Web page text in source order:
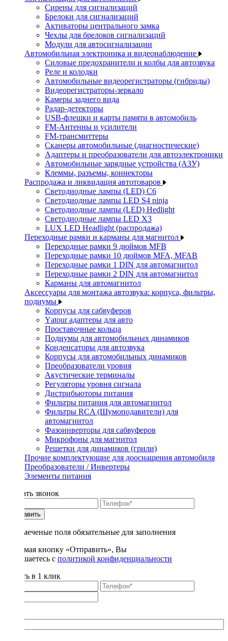
Сирены для сигнализаций
Брелоки для сигнализаций
Активаторы центрального замка
Чехлы для брелоков сигнализаций
Модули для автосигнализации
Автомобильная электроника и видеонаблюдение
Силовые предохранители и колбы для автозвука
Реле и колодки
Автомобильные видеорегистраторы (гибриды)
Видеорегистраторы-зеркало
Камеры заднего вида
Радар-детекторы
USB-флешки и карты памяти в автомобиль
FM-Антенны и усилители
FM-трансмиттеры
Сканеры автомобильные (диагностические)
Адаптеры и преобразователи для автоэлектроники
Автомобильные зарядные устройства (АЗУ)
Клеммы, разъемы, коннекторы
Распродажа и ликвидация автотоваров
Светодиодные лампы (LED) C6
Светодиодные лампы LED S4 ninja
Светодиодные лампы (LED) Hedlight
Светодиодные лампы LED X3
LUX LED Headlight (распродажа)
Переходные рамки и карманы для магнитол
Переходные рамки 9 дюймов MFB
Переходные рамки 10 дюймов MFA, MFAB
Переходные рамки 1 DIN для автомагнитол
Переходные рамки 2 DIN для автомагнитол
Карманы для автомагнитол
Аксессуары для монтажа автозвука: корпуса, фильтры,
подиумы
Корпусы для сабвуферов
Yаtour адаптеры для авто
Проставочные кольца
Подиумы для автомобильных динамиков
Конденсаторы для автозвука
Корпусы для автомобильных динамиков
Преобразователи уровня
Акустические терминалы
Регуляторы уровня сигнала
Дистрибьюторы питания
Фильтры питания для автомагнитол
Фильтры RCA (Шумоподавители) для
автомагнитол
Фазоинверторы для сабвуферов
Микрофоны для магнитол
Решетки для динамиков (грили)
Прочие комплектующие для дооснащения автомобиля
Преобразователи / Инвертеры
Элементы питания
Заказать звонок
Отправить
* - отмеченые поля обязательные для заполнения
Нажимая кнопку «Отправить», Вы
соглашаетесь с политикой конфиденциальности
Купить в 1 клик